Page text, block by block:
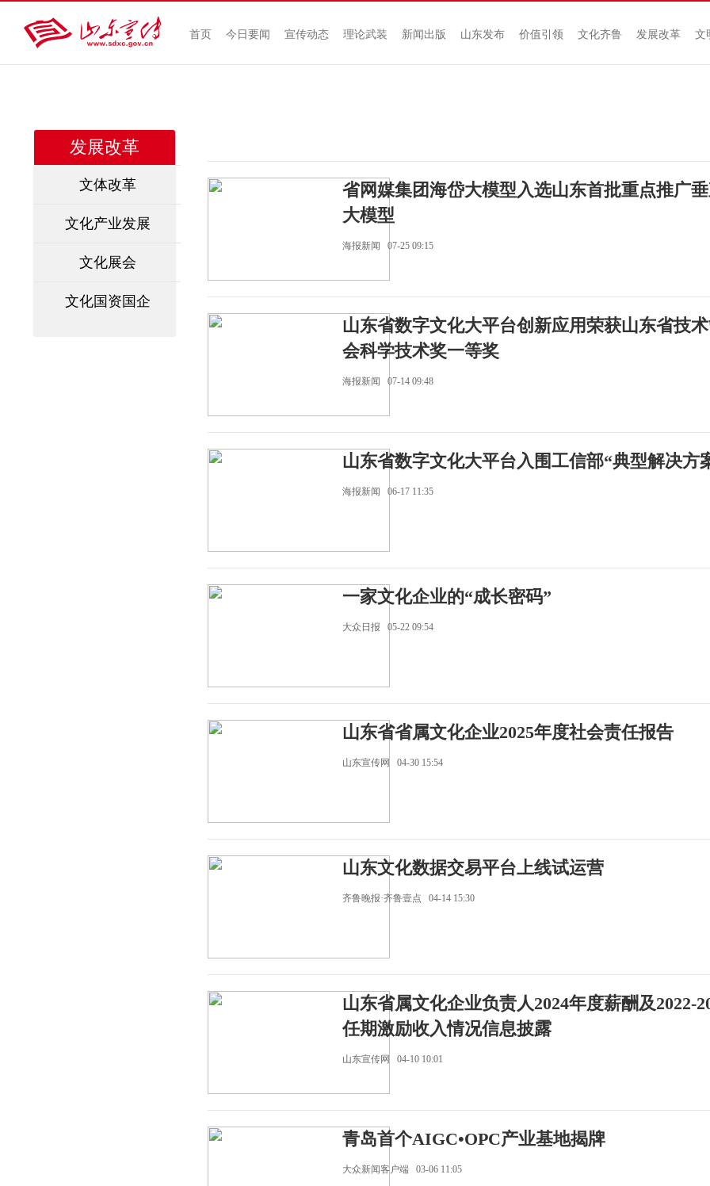
首页 今日要闻 宣传动态 理论武装 新闻出版 山东发布 价值引领 文化齐鲁 发展改革 文
发展改革
文体改革
文化产业发展
文化展会
文化国资国企
省网媒集团海岱大模型入选山东首批重点推广
大模型
海报新闻 07-25 09:15
山东省数字文化大平台创新应用荣获山东省技
会科学技术奖一等奖
海报新闻 07-14 09:48
山东省数字文化大平台入围工信部“典型解决方
海报新闻 06-17 11:35
一家文化企业的“成长密码”
大众日报 05-22 09:54
山东省省属文化企业2025年度社会责任报告
山东宣传网 04-30 15:54
山东文化数据交易平台上线试运营
齐鲁晚报·齐鲁壹点 04-14 15:30
山东省属文化企业负责人2024年度薪酬及2022-
任期激励收入情况信息披露
山东宣传网 04-10 10:01
青岛首个AIGC•OPC产业基地揭牌
大众新闻客户端 03-06 11:05